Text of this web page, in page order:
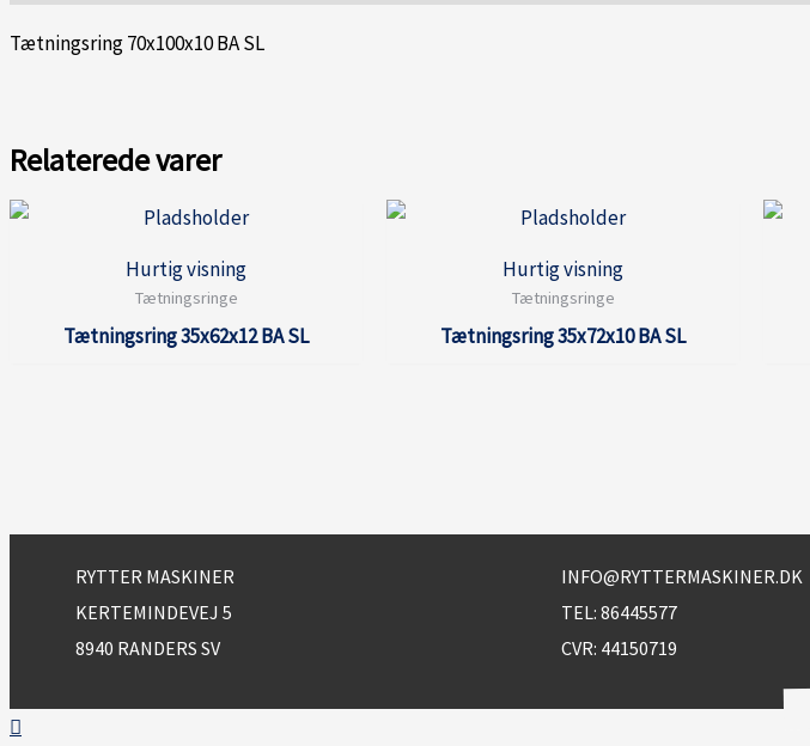
Tætningsring 70x100x10 BA SL
Relaterede varer
Hurtig visning
Tætningsringe
Tætningsring 35x62x12 BA SL
Hurtig visning
Tætningsringe
Tætningsring 35x72x10 BA SL
RYTTER MASKINER
KERTEMINDEVEJ 5
8940 RANDERS SV
INFO@RYTTERMASKINER.DK
TEL: 86445577
CVR: 44150719